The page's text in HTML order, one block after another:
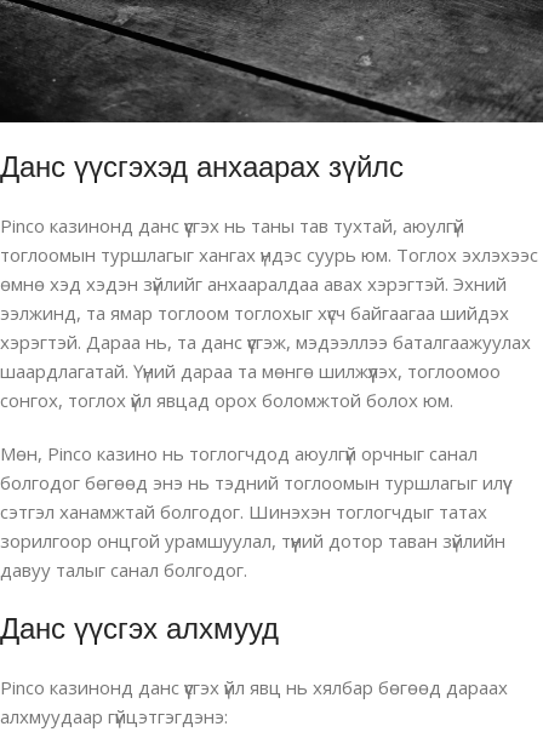
Данс үүсгэхэд анхаарах зүйлс
Pinco казинонд данс үүсгэх нь таны тав тухтай, аюулгүй
тоглоомын туршлагыг хангах үндэс суурь юм. Тоглох эхлэхээс
өмнө хэд хэдэн зүйлийг анхааралдаа авах хэрэгтэй. Эхний
ээлжинд, та ямар тоглоом тоглохыг хүсч байгаагаа шийдэх
хэрэгтэй. Дараа нь, та данс үүсгэж, мэдээллээ баталгаажуулах
шаардлагатай. Үүний дараа та мөнгө шилжүүлэх, тоглоомоо
сонгох, тоглох үйл явцад орох боломжтой болох юм.
Мөн, Pinco казино нь тоглогчдод аюулгүй орчныг санал
болгодог бөгөөд энэ нь тэдний тоглоомын туршлагыг илүү
сэтгэл ханамжтай болгодог. Шинэхэн тоглогчдыг татах
зорилгоор онцгой урамшуулал, түүний дотор таван зүйлийн
давуу талыг санал болгодог.
Данс үүсгэх алхмууд
Pinco казинонд данс үүсгэх үйл явц нь хялбар бөгөөд дараах
алхмуудаар гүйцэтгэгдэнэ: